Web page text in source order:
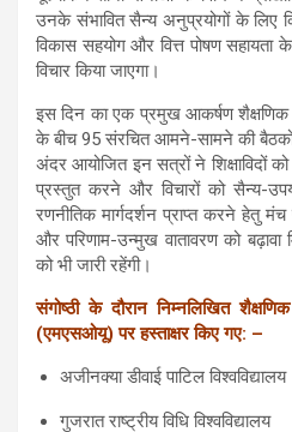
उनके संभावित सैन्य अनुप्रयोगों के लिए
विकास सहयोग और वित्त पोषण
विचार किया जाएगा।
इस दिन का एक प्रमुख आकर्षण शैक्षणिक
के बीच 95 संरचित आमने-सामने की
अंदर आयोजित इन सत्रों ने शिक्षाविदों
प्रस्तुत करने और विचारों को सैन्य-
रणनीतिक मार्गदर्शन प्राप्त करने हेतु
और परिणाम-उन्मुख वातावरण को
को भी जारी रहेंगी।
संगोष्ठी के दौरान निम्नलिखित
(एमएसओयू) पर हस्ताक्षर किए गए: –
अजीनक्या डीवाई पाटिल विश्वविद्यालय
गुजरात राष्ट्रीय विधि विश्वविद्यालय